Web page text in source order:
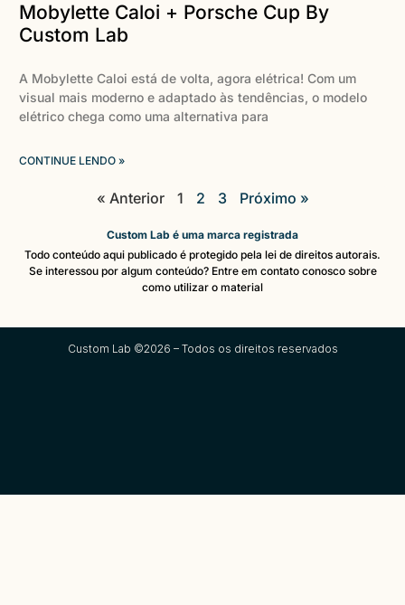
Mobylette Caloi + Porsche Cup By
Custom Lab
A Mobylette Caloi está de volta, agora elétrica! Com um
visual mais moderno e adaptado às tendências, o modelo
elétrico chega como uma alternativa para
CONTINUE LENDO »
« Anterior 1 2 3 Próximo »
Custom Lab é uma marca registrada
Todo conteúdo aqui publicado é protegido pela lei de direitos autorais.
Se interessou por algum conteúdo? Entre em contato conosco sobre
como utilizar o material
Custom Lab ©2026 – Todos os direitos reservados